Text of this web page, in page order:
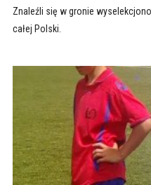
Znaleźli się w gronie
całej Polski.